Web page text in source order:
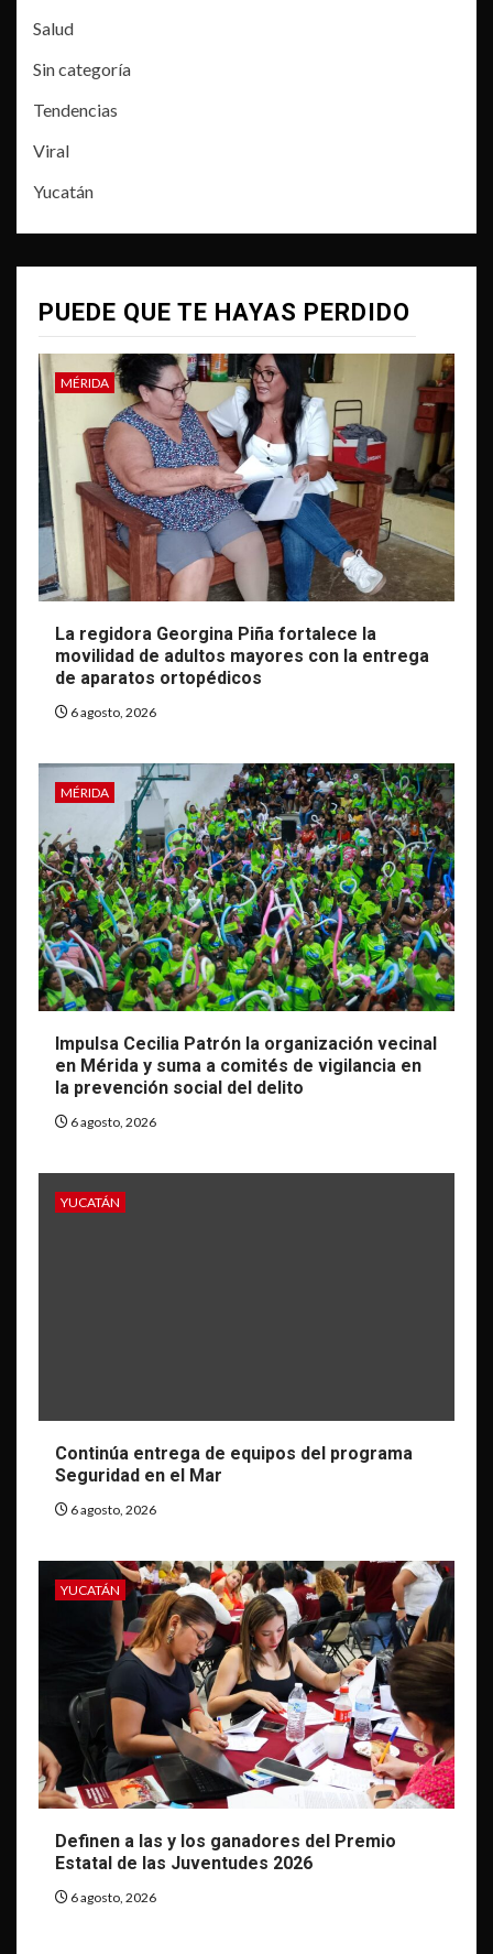
Salud
Sin categoría
Tendencias
Viral
Yucatán
PUEDE QUE TE HAYAS PERDIDO
MÉRIDA
La regidora Georgina Piña fortalece la
movilidad de adultos mayores con la entrega
de aparatos ortopédicos
6 agosto, 2026
MÉRIDA
Impulsa Cecilia Patrón la organización vecinal
en Mérida y suma a comités de vigilancia en
la prevención social del delito
6 agosto, 2026
YUCATÁN
Continúa entrega de equipos del programa
Seguridad en el Mar
6 agosto, 2026
YUCATÁN
Definen a las y los ganadores del Premio
Estatal de las Juventudes 2026
6 agosto, 2026